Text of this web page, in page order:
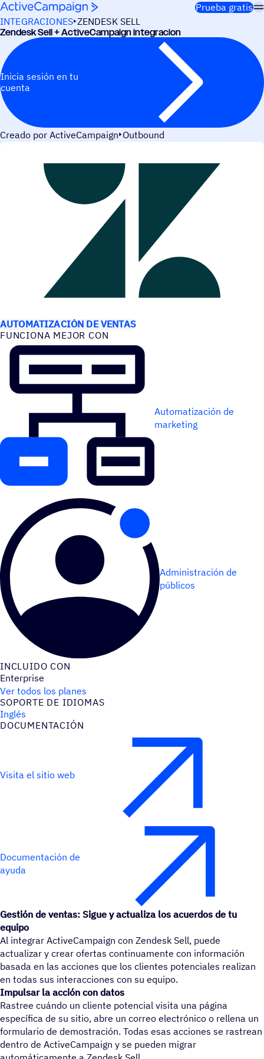
Saltar al contenido
Prueba gratis
INTEGRACIONES ZENDESK SELL
Zendesk Sell + ActiveCampaign integracion
Inicia sesión en tu
cuenta
Creado por ActiveCampaign Outbound
AUTOMATIZACIÓN DE VENTAS
FUNCIONA MEJOR CON
Automatización de
marketing
Administración de
públicos
INCLUIDO CON
Enterprise
Ver todos los planes
SOPORTE DE IDIOMAS
Inglés
DOCU­MEN­TA­CIÓN
Visita el sitio web
Documentación de
ayuda
Gestión de ventas: Sigue y actualiza los acuerdos de tu
equipo
Al integrar ActiveCampaign con Zendesk Sell, puede
actualizar y crear ofertas continuamente con información
basada en las acciones que los clientes potenciales realizan
en todas sus interacciones con su equipo.
Impulsar la acción con datos
Rastree cuándo un cliente potencial visita una página
específica de su sitio, abre un correo electrónico o rellena un
formulario de demostración. Todas esas acciones se rastrean
dentro de ActiveCampaign y se pueden migrar